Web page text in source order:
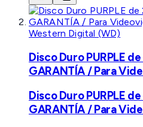
Western Digital (WD)
Disco Duro PURPLE
GARANTÍA / Para
Disco Duro PURPLE
GARANTÍA / Para